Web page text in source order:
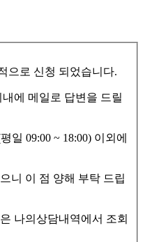
으로 신청 되었습니다.
에 메일로 답변을 드릴
일 09:00 ~ 18:00) 이외에
니 이 점 양해 부탁 드립
나의상담내역에서 조회